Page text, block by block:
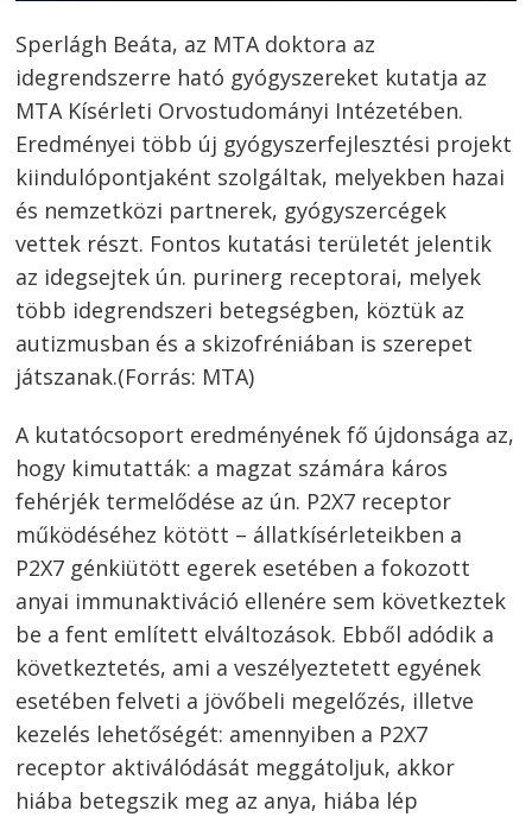
Sperlágh Beáta, az MTA doktora az
idegrendszerre ható gyógyszereket kutatja az
MTA Kísérleti Orvostudományi Intézetében.
Eredményei több új gyógyszerfejlesztési projekt
kiindulópontjaként szolgáltak, melyekben hazai
és nemzetközi partnerek, gyógyszercégek
vettek részt. Fontos kutatási területét jelentik
az idegsejtek ún. purinerg receptorai, melyek
több idegrendszeri betegségben, köztük az
autizmusban és a skizofréniában is szerepet
játszanak.(Forrás: MTA)
A kutatócsoport eredményének fő újdonsága az,
hogy kimutatták: a magzat számára káros
fehérjék termelődése az ún. P2X7 receptor
működéséhez kötött – állatkísérleteikben a
P2X7 génkiütött egerek esetében a fokozott
anyai immunaktiváció ellenére sem következtek
be a fent említett elváltozások. Ebből adódik a
következtetés, ami a veszélyeztetett egyének
esetében felveti a jövőbeli megelőzés, illetve
kezelés lehetőségét: amennyiben a P2X7
receptor aktiválódását meggátoljuk, akkor
hiába betegszik meg az anya, hiába lép